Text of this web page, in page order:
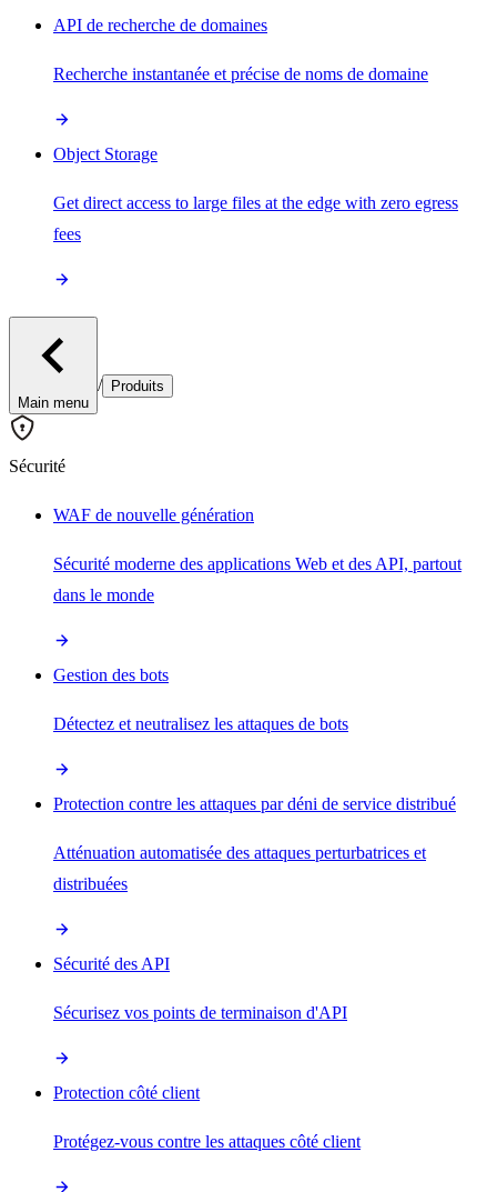
API de recherche de domaines
Recherche instantanée et précise de noms de domaine
Object Storage
Get direct access to large files at the edge with zero egress
fees
Main menu
/ Produits
Sécurité
WAF de nouvelle génération
Sécurité moderne des applications Web et des API, partout
dans le monde
Gestion des bots
Détectez et neutralisez les attaques de bots
Protection contre les attaques par déni de service distribué
Atténuation automatisée des attaques perturbatrices et
distribuées
Sécurité des API
Sécurisez vos points de terminaison d'API
Protection côté client
Protégez-vous contre les attaques côté client